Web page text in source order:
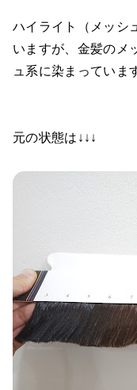
ハイライト（メッシ
いますが、金髪のメ
ュ系に染まっていま
元の状態は↓↓↓